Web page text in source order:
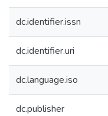
dc.identifier.issn
dc.identifier.uri
dc.language.iso
dc.publisher